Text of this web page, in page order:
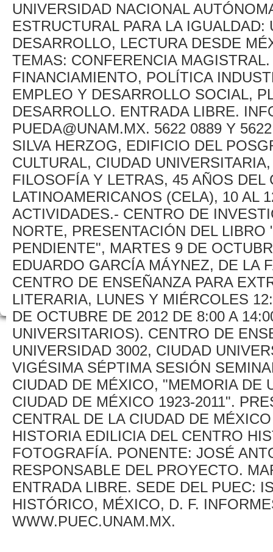
UNIVERSIDAD NACIONAL
ESTRUCTURAL PARA LA
DESARROLLO, LECTURA DESDE
TEMAS: CONFERENCIA
FINANCIAMIENTO, POLÍTICA
EMPLEO Y DESARROLLO SOCIAL,
DESARROLLO. ENTRADA LIBRE.
PUEDA@UNAM.MX. 5622 0889 Y
SILVA HERZOG, EDIFICIO DEL
CULTURAL, CIUDAD
FILOSOFÍA Y LETRAS, 45 AÑOS
LATINOAMERICANOS (CELA), 10 AL
ACTIVIDADES.- CENTRO DE
NORTE, PRESENTACIÓN DEL
PENDIENTE", MARTES 9 DE
EDUARDO GARCÍA MÁYNEZ, DE LA
CENTRO DE ENSEÑANZA PARA
LITERARIA, LUNES Y MIÉRCOLES
DE OCTUBRE DE 2012 DE 8:00 A
UNIVERSITARIOS). CENTRO DE
UNIVERSIDAD 3002, CIUDAD
VIGÉSIMA SÉPTIMA SESIÓN
CIUDAD DE MÉXICO, "MEMORIA DE
CIUDAD DE MÉXICO 1923-2011".
CENTRAL DE LA CIUDAD DE
HISTORIA EDILICIA DEL CENTRO
FOTOGRAFÍA. PONENTE: JOSÉ
RESPONSABLE DEL PROYECTO.
ENTRADA LIBRE. SEDE DEL PUEC:
HISTÓRICO, MÉXICO, D. F.
WWW.PUEC.UNAM.MX.